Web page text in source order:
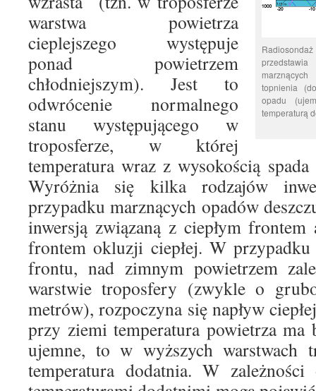
topnienia
opadu
temperaturą
warstwa powietrza
cieplejszego występuje
ponad powietrzem
chłodniejszym). Jest to
odwrócenie normalnego
stanu występującego w
troposferze, w której
temperatura wraz z wysokością
Wyróżnia się kilka rodzajów
przypadku marznących opadów
inwersją związaną z ciepłym
frontem okluzji ciepłej. W przypadku
frontu, nad zimnym powietrzem
warstwie troposfery (zwykle o
metrów), rozpoczyna się napływ
przy ziemi temperatura powietrza ma
ujemne, to w wyższych warstwach
temperatura dodatnia. W